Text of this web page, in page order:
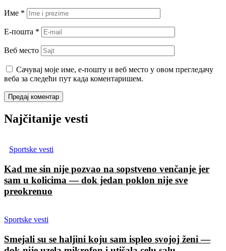
Име *
Е-пошта *
Веб место
Сачувај моје име, е-пошту и веб место у овом прегледачу
веба за следећи пут када коментаришем.
Najčitanije vesti
Sportske vesti
Kad me sin nije pozvao na sopstveno venčanje jer
sam u kolicima — dok jedan poklon nije sve
preokrenuo
Sportske vesti
Smejali su se haljini koju sam ispleo svojoj ženi —